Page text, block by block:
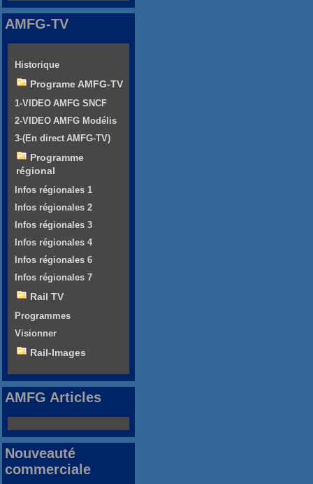
AMFG-TV
Historique
Programe AMFG-TV
1-VIDEO AMFG SNCF
2-VIDEO AMFG Modélis
3-(En direct AMFG-TV)
Programme
régional
Infos régionales 1
Infos régionales 2
Infos régionales 3
Infos régionales 4
Infos régionales 6
Infos régionales 7
Rail TV
Programmes
Visionner
Rail-Images
AMFG Articles
Nouveauté
commerciale